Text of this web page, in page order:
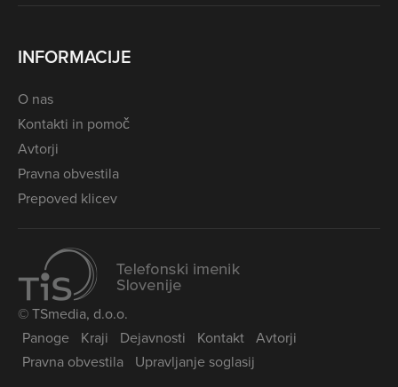
INFORMACIJE
O nas
Kontakti in pomoč
Avtorji
Pravna obvestila
Prepoved klicev
© TSmedia, d.o.o.
Panoge
Kraji Dejavnosti Kontakt Avtorji
Pravna obvestila
Upravljanje soglasij